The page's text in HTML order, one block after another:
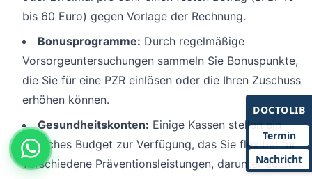
bis 60 Euro) gegen Vorlage der Rechnung.
Bonusprogramme: Durch regelmäßige
Vorsorgeuntersuchungen sammeln Sie Bonuspunkte,
die Sie für eine PZR einlösen oder die Ihren Zuschuss
erhöhen können.
Gesundheitskonten: Einige Kassen stellen ein
jährliches Budget zur Verfügung, das Sie flexibel für
verschiedene Präventionsleistungen, darunter auch
DOCTOLIB
Termin
Nachricht